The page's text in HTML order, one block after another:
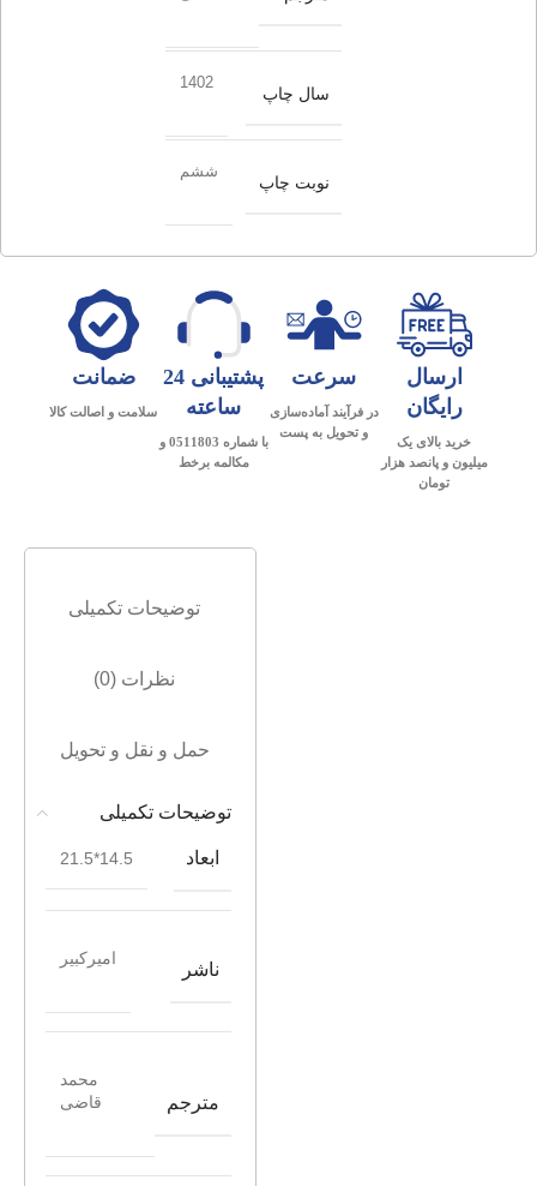
سال چاپ
1402
نوبت چاپ
ششم
ارسال
رایگان
خرید بالای یک
میلیون و پانصد هزار
تومان
سرعت
در فرآیند آماده‌سازی
و تحویل به پست
پشتیبانی 24
ساعته
با شماره 0511803 و
مکالمه برخط
ضمانت
سلامت و اصالت کالا
توضیحات تکمیلی
نظرات (0)
حمل و نقل و تحویل
توضیحات تکمیلی
ابعاد 14.5*21.5
ناشر
امیرکبیر
مترجم
محمد
قاضی